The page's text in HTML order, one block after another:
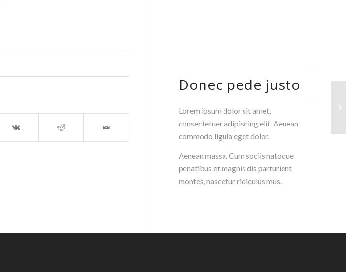
Donec pede justo
Lorem ipsum dolor sit amet,
consectetuer adipiscing elit. Aenean
commodo ligula eget dolor.
Aenean massa. Cum sociis natoque
penatibus et magnis dis parturient
montes, nascetur ridiculus mus.